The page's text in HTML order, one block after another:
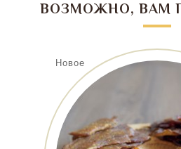
ВОЗМОЖНО, ВАМ
Новое